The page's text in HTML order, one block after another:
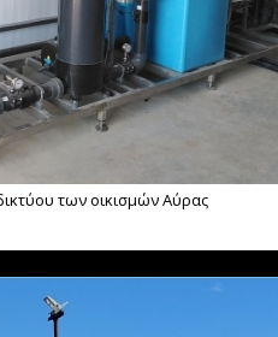
των οικισμών Αύρας